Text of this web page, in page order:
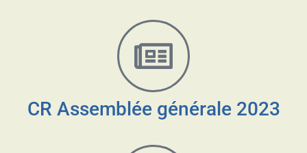
CR Assemblée générale 2023